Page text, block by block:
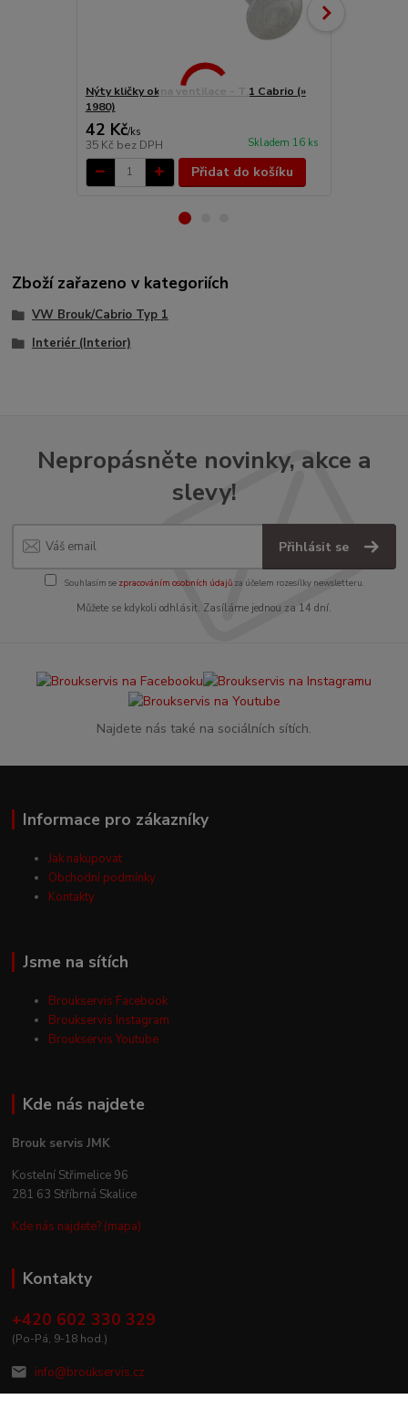
Nýty kličky okna ventilace - T.1 Cabrio (»
1980)
42 Kč/ks
35 Kč bez DPH Skladem 16 ks
Přidat do košíku
Zboží zařazeno v kategoriích
VW Brouk/Cabrio Typ 1
Interiér (Interior)
Nepropásněte novinky, akce a
slevy!
Přihlásit se
Souhlasím se zpracováním osobních údajůza účelem rozesílky newsletteru.
Můžete se kdykoli odhlásit. Zasíláme jednou za 14 dní.
Najdete nás také na sociálních sítích.
Informace pro zákazníky
Jak nakupovat
Obchodní podmínky
Kontakty
Jsme na sítích
Broukservis Facebook
Broukservis Instagram
Broukservis Youtube
Kde nás najdete
Brouk servis JMK
Kostelní Střimelice 96
281 63 Stříbrná Skalice
Kde nás najdete? (mapa)
Kontakty
+420 602 330 329
(Po-Pá, 9-18 hod.)
info@broukservis.cz